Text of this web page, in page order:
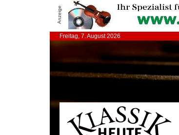
Anzeige
Freitag, 7. August 2026